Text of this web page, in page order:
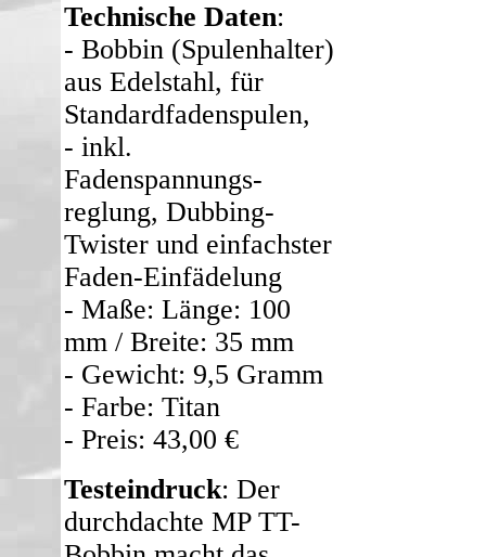
Technische Daten:
- Bobbin (Spulenhalter)
aus Edelstahl, für
Standardfadenspulen,
- inkl.
Fadenspannungs-
reglung, Dubbing-
Twister und einfachster
Faden-Einfädelung
- Maße: Länge: 100
mm / Breite: 35 mm
- Gewicht: 9,5 Gramm
- Farbe: Titan
- Preis: 43,00 €
Testeindruck: Der
durchdachte MP TT-